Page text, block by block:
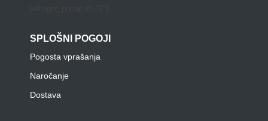
SPLOŠNI POGOJI
Pogosta vprašanja
Naročanje
Dostava